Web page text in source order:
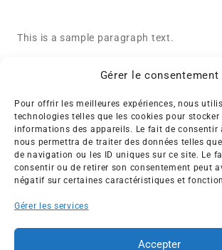
Gérer le consentement
Pour offrir les meilleures expériences, nous
technologies telles que les cookies pour
informations des appareils. Le fait de consentir
nous permettra de traiter des données telles
de navigation ou les ID uniques sur ce site. Le
consentir ou de retirer son consentement peut
négatif sur certaines caractéristiques et
Gérer les services
Accepter
This is a sample paragraph text.
Créée en 1992, l’association française des
l’Environnement (EPE) rassemble une
entreprises françaises et internationales de
aux enjeux d’une transition écologique
Actus